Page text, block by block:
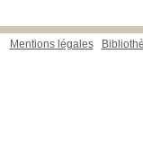
Mentions légales